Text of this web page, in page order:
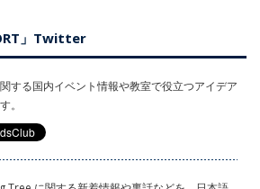
」Twitter
する国内イベント情報や教室で役立つアイデア
。